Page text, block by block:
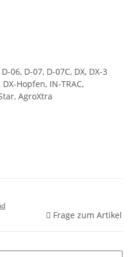
D-06, D-07, D-07C, DX, DX-3
DX-Hopfen, IN-TRAC,
AgroXtra
Frage zum Artikel